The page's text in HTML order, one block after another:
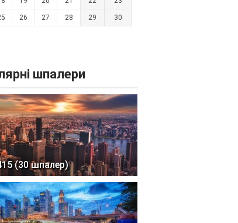
26 27 28 29 30
шпалери
(30 шпалер)